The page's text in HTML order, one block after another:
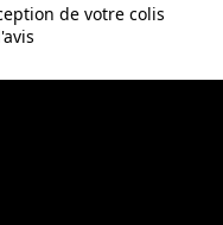
de votre colis